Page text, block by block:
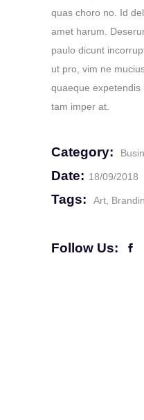
quas choro no. Id
amet harum.
paulo dicunt
ut pro, vim ne
quaeque expetendis
tam imper at.
Category:
Date: 18/09/2018
Tags: Art
Follow Us: